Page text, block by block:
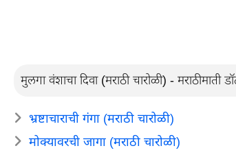
मुलगा वंशाचा दिवा (मराठी चारोळी) -
भ्रष्टाचाराची गंगा (मराठी चारोळी)
मोक्यावरची जागा (मराठी चारोळी)